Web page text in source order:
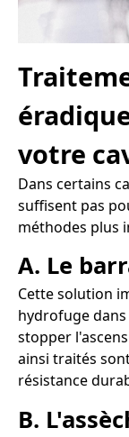
votre
Dans certains
suffisent pas
méthodes plus
A. Le
Cette solution
hydrofuge
stopper
ainsi traités
résistance
B.